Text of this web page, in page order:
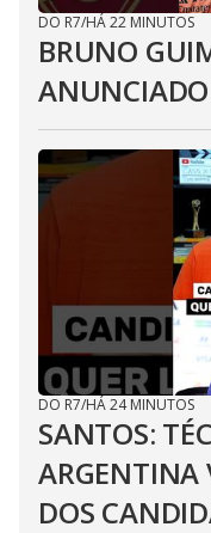
DO R7/HÁ 22 MINUTOS
BRUNO
DO R7/HÁ 24 MINUTOS
SANTOS:
ARGENTINA
DOS